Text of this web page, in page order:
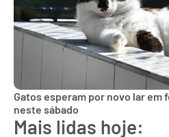
Gatos esperam por novo lar em
neste sábado
Mais lidas hoje: